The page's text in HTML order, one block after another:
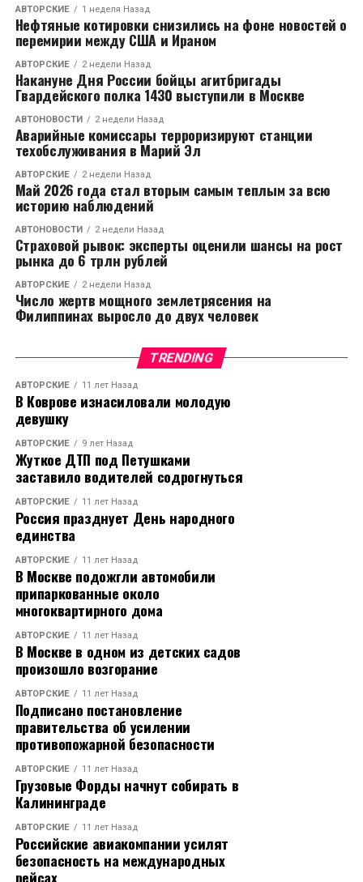
АВТОРСКИЕ 1 неделя Назад
Нефтяные котировки снизились на фоне новостей о
перемирии между США и Ираном
АВТОРСКИЕ 2 недели Назад
Накануне Дня России бойцы агитбригады
Гвардейского полка 1430 выступили в Москве
АВТОНОВОСТИ 2 недели Назад
Аварийные комиссары терроризируют станции
техобслуживания в Марий Эл
АВТОРСКИЕ 2 недели Назад
Май 2026 года стал вторым самым теплым за всю
историю наблюдений
АВТОНОВОСТИ 2 недели Назад
Страховой рывок: эксперты оценили шансы на рост
рынка до 6 трлн рублей
АВТОРСКИЕ 2 недели Назад
Число жертв мощного землетрясения на
Филиппинах выросло до двух человек
TRENDING
АВТОРСКИЕ 11 лет Назад
В Коврове изнасиловали молодую
девушку
АВТОРСКИЕ 9 лет Назад
Жуткое ДТП под Петушками
заставило водителей содрогнуться
АВТОРСКИЕ 11 лет Назад
Россия празднует День народного
единства
АВТОРСКИЕ 11 лет Назад
В Москве подожгли автомобили
припаркованные около
многоквартирного дома
АВТОРСКИЕ 11 лет Назад
В Москве в одном из детских садов
произошло возгорание
АВТОРСКИЕ 11 лет Назад
Подписано постановление
правительства об усилении
противопожарной безопасности
АВТОРСКИЕ 11 лет Назад
Грузовые Форды начнут собирать в
Калининграде
АВТОРСКИЕ 11 лет Назад
Российские авиакомпании усилят
безопасность на международных
рейсах